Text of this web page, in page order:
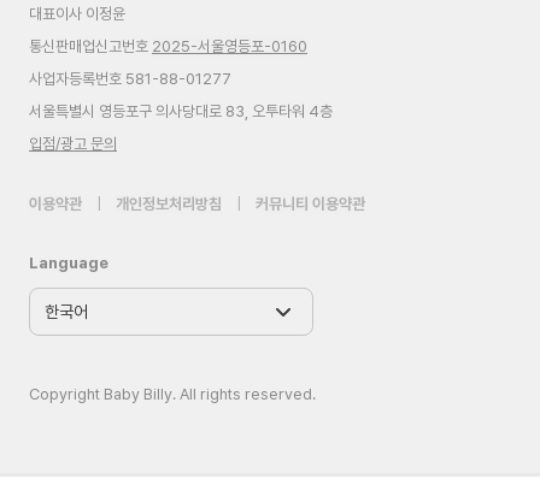
대표이사 이정윤
통신판매업신고번호 2025-서울영등포-0160
사업자등록번호 581-88-01277
서울특별시 영등포구 의사당대로 83, 오투타워 4층
입점/광고 문의
이용약관 개인정보처리방침 커뮤니티 이용약관
Language
Copyright Baby Billy. All rights reserved.